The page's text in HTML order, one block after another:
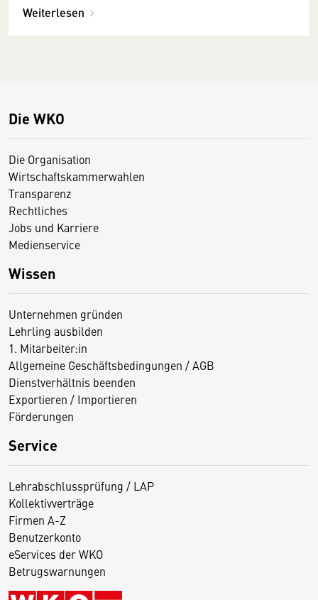
Weiterlesen
Die WKO
Die Organisation
Wirtschaftskammerwahlen
Transparenz
Rechtliches
Jobs und Karriere
Medienservice
Wissen
Unternehmen gründen
Lehrling ausbilden
1. Mitarbeiter:in
Allgemeine Geschäftsbedingungen / AGB
Dienstverhältnis beenden
Exportieren / Importieren
Förderungen
Service
Lehrabschlussprüfung / LAP
Kollektivverträge
Firmen A-Z
Benutzerkonto
eServices der WKO
Betrugswarnungen